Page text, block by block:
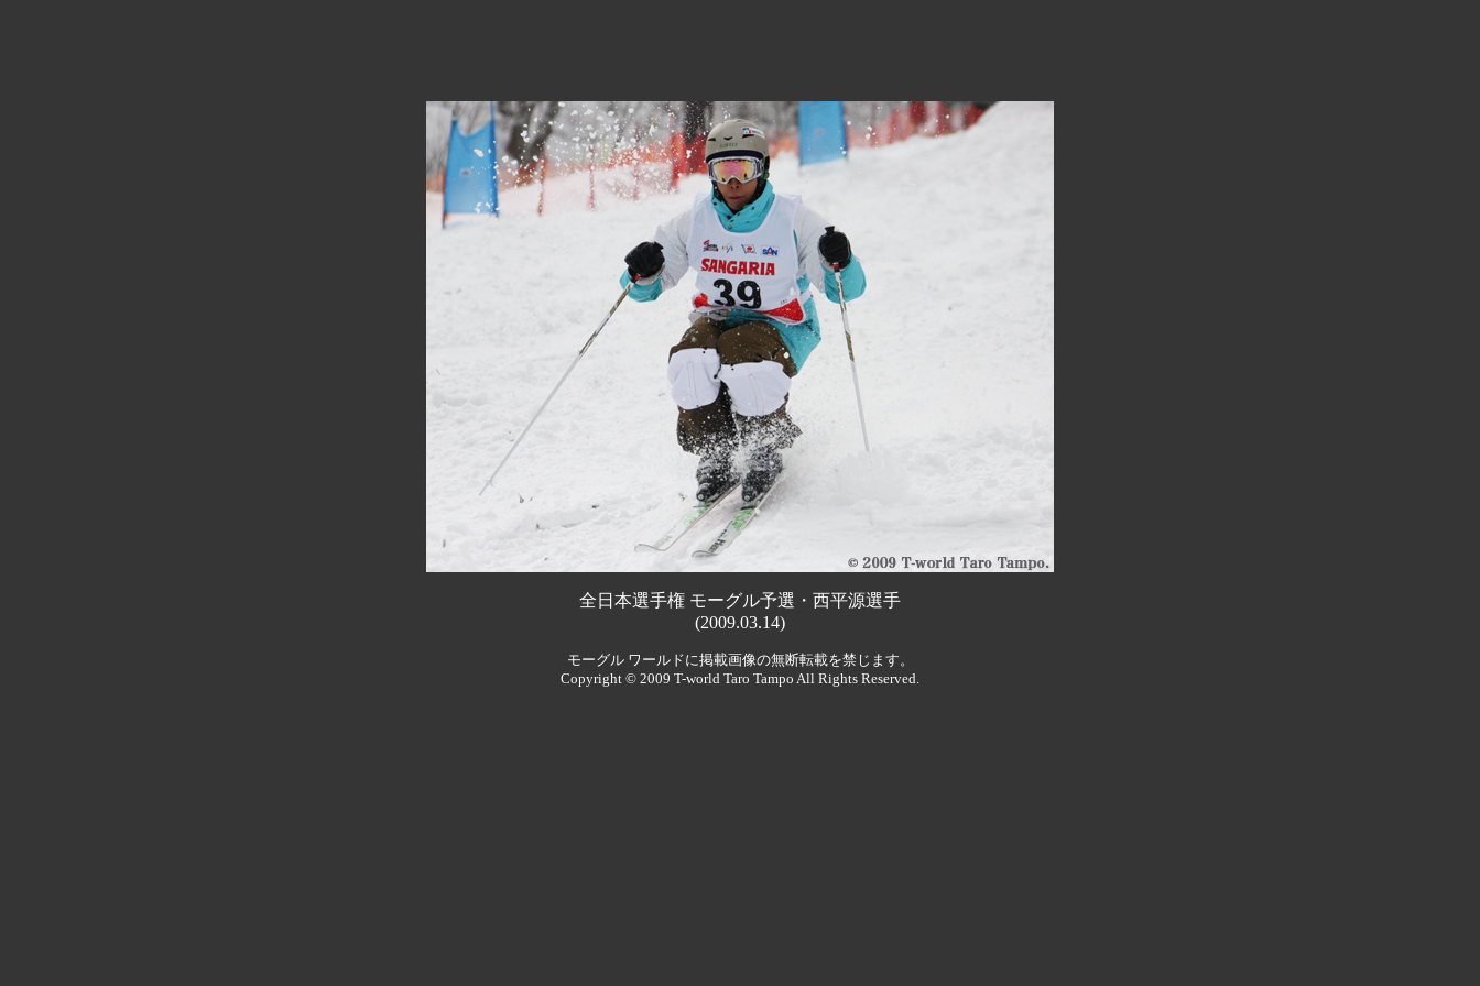
全日本選手権 モーグル予選・西平源選手
(2009.03.14)
モーグル ワールドに掲載画像の無断転載を禁じます。
Copyright © 2009 T-world Taro Tampo All Rights Reserved.